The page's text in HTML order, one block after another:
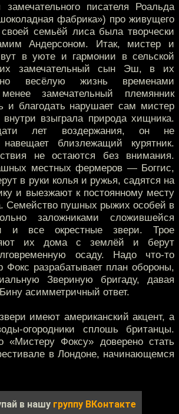
замечательного писателя Роальда
фабрика») про живущего
семьёй лиса была творчески
Андерсоном. Итак, мистер и
в уюте и гармонии в сельской
замечательный сын Эш, в их
весёлую жизнь временами
замечательный племянник
и благодать нарушает сам мистер
внутри взыграла природа хищника.
лет воздержания, он не
близлежащий курятник.
не остаются без внимания.
местных фермеров — Боггис,
в руки колья и ружья, садятся на
и выезжают к постоянному месту
Семейство пушных рыжих особей в
заложниками сложившейся
и все окрестные звери. Трое
их дома с землёй и берут
осаду. Надо что-то
Фокс разрабатывает план обороны,
Звериную бригаду, давая
асимметричный ответ.
имеют американский акцент, а
огородники сплошь британцы.
«Мистеру Фоксу» доверено стать
в Лондоне, начинающемся
в нашу группу ВКонтакте